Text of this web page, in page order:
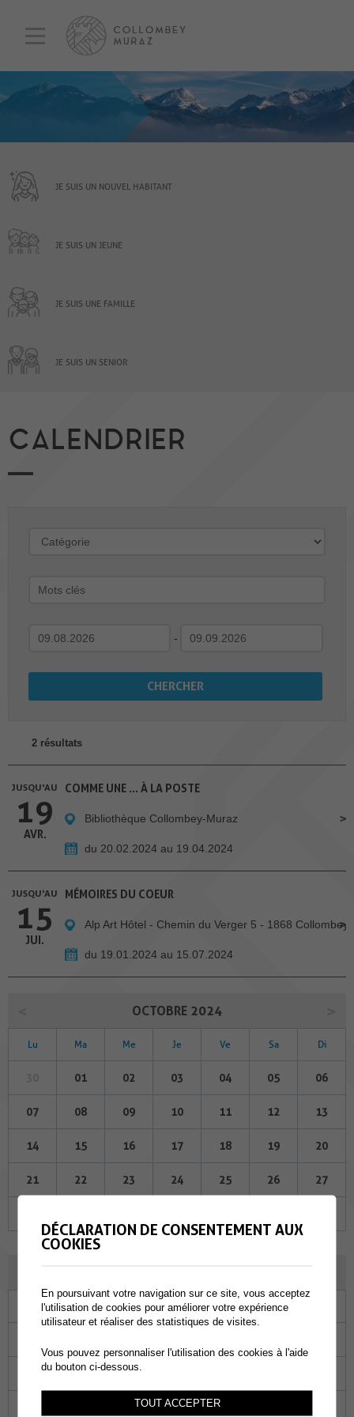
JE SUIS UN NOUVEL HABITANT
JE SUIS UN JEUNE
JE SUIS UNE FAMILLE
JE SUIS UN SENIOR
CALENDRIER
-
2 résultats
JUSQU'AU
19
AVR.
COMME UNE … À LA POSTE
Bibliothèque Collombey-Muraz
du 20.02.2024 au 19.04.2024
JUSQU'AU
15
JUI.
MÉMOIRES DU COEUR
Alp Art Hôtel - Chemin du Verger 5 - 1868 Collombey
du 19.01.2024 au 15.07.2024
OCTOBRE 2024
Lu Ma Me Je Ve Sa Di
01 02 03 04 05 06
07 08 09 10 11 12 13
14 15 16 17 18 19 20
21 22 23 24 25 26 27
Ma Me Je Ve Sa
05 06
14 15
DÉCLARATION DE CONSENTEMENT AUX
COOKIES
En poursuivant votre navigation sur ce site, vous acceptez
l'utilisation de cookies pour améliorer votre expérience
utilisateur et réaliser des statistiques de visites.
Vous pouvez personnaliser l'utilisation des cookies à l'aide
du bouton ci-dessous.
TOUT ACCEPTER